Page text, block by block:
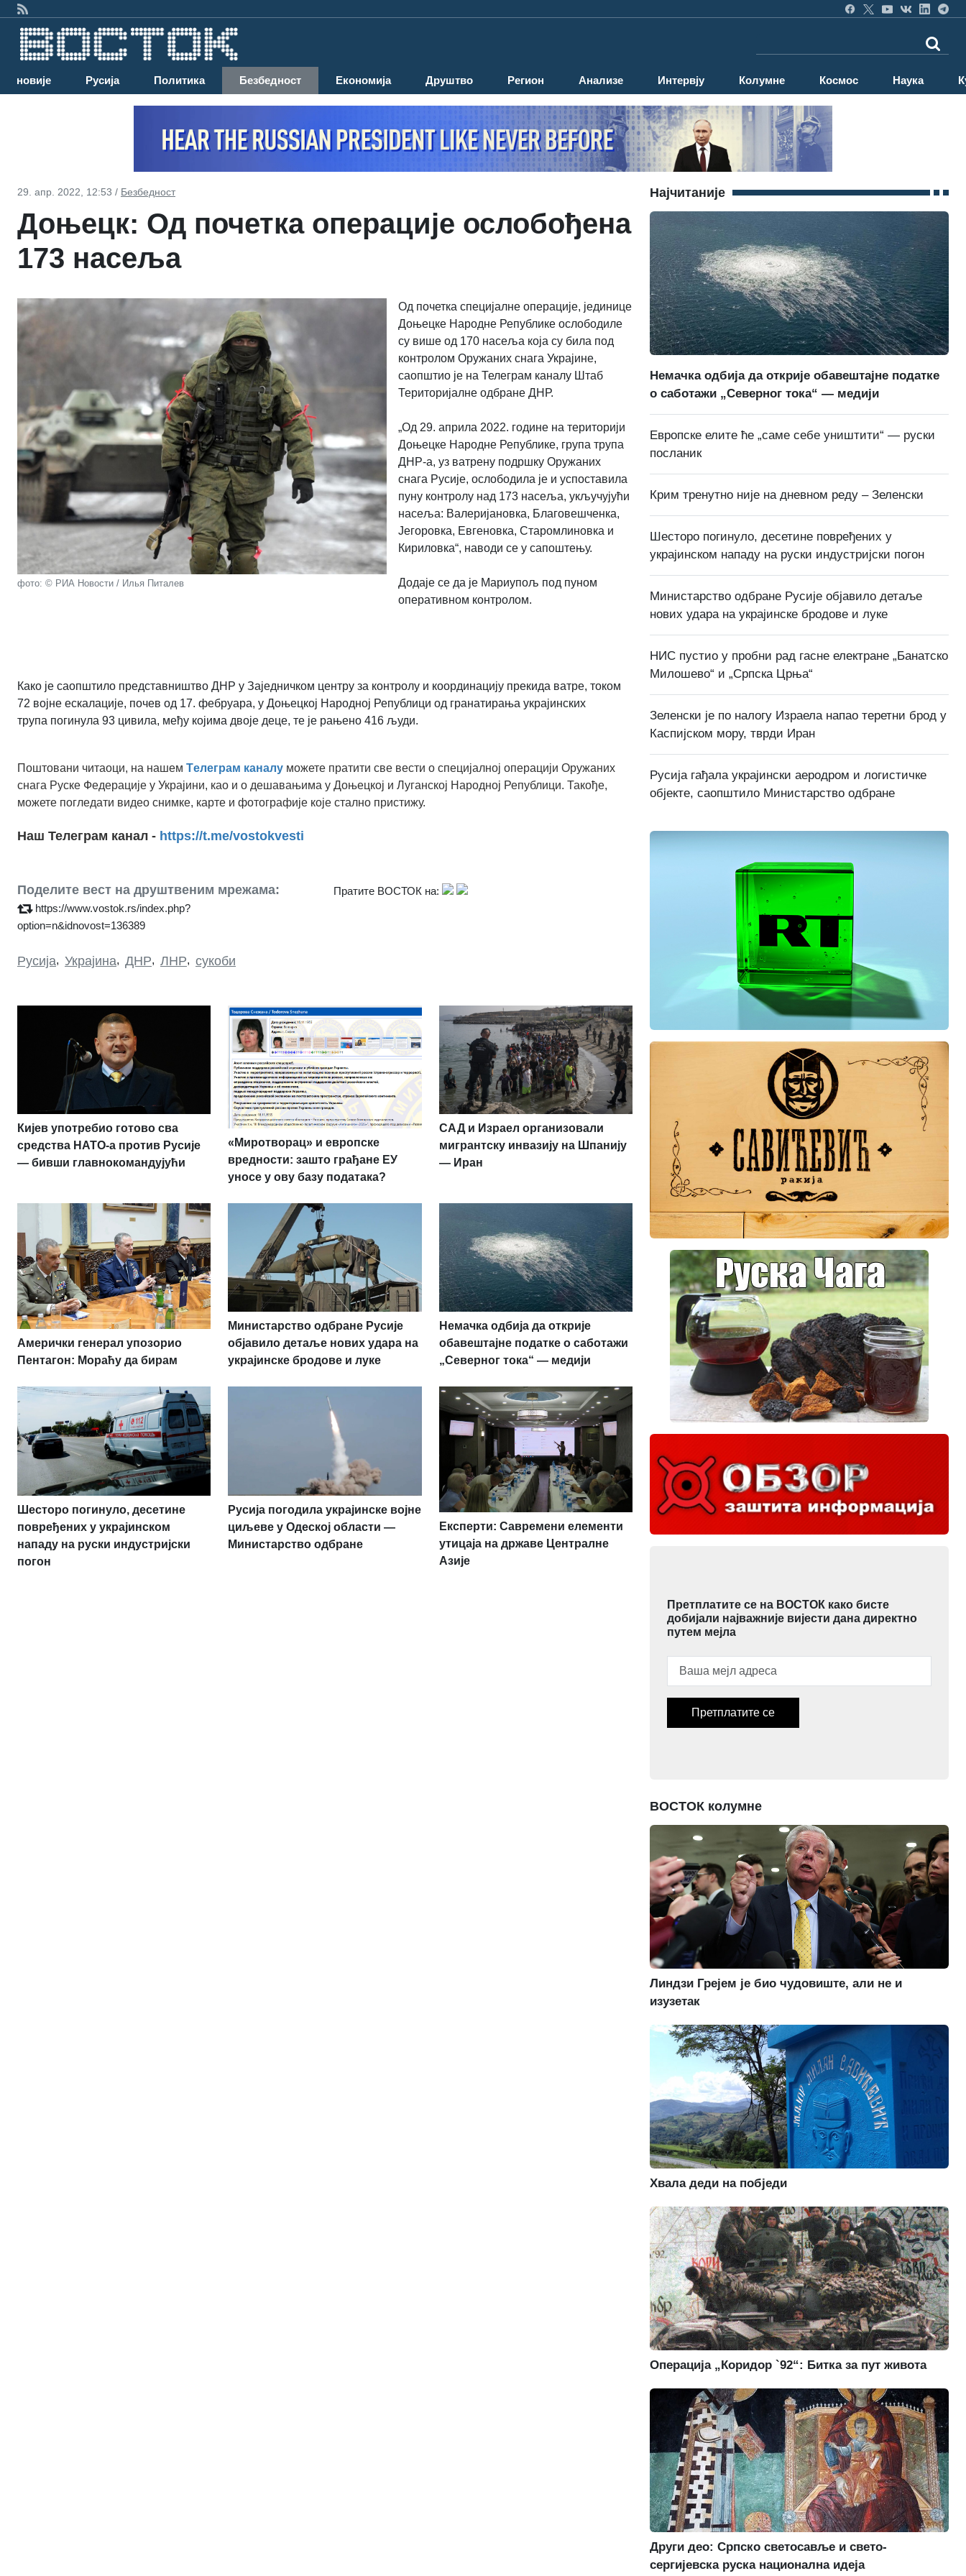
Најновије Русија Политика Безбедност Економија Друштво Регион Анализе Интервју Колумне Космос Наука
29. апр. 2022, 12:53 / Безбедност
Доњецк: Од почетка операције ослобођена
173 насеља
фото: © РИА Новости / Илья Питалев
Од почетка специјалне операције, јединице
Доњецке Народне Републике ослободиле
су више од 170 насеља која су била под
контролом Оружаних снага Украјине,
саопштио је на Телеграм каналу Штаб
Територијалне одбране ДНР.
„Од 29. априла 2022. године на територији
Доњецке Народне Републике, група трупа
ДНР-а, уз ватрену подршку Оружаних
снага Русије, ослободила је и успоставила
пуну контролу над 173 насеља, укључујући
насеља: Валеријановка, Благовешченка,
Јегоровка, Евгеновка, Старомлиновка и
Кириловка“, наводи се у сапоштењу.
Додаје се да је Мариупољ под пуном
оперативном контролом.
Како је саопштило представништво ДНР у Заједничком центру за контролу и координацију прекида ватре, током
72 војне ескалације, почев од 17. фебруара, у Доњецкој Народној Републици од гранатирања украјинских
трупа погинула 93 цивила, међу којима двоје деце, те је рањено 416 људи.
Поштовани читаоци, на нашем Tелеграм каналу можете пратити све вести о специјалној операцији Оружаних
снага Руске Федерације у Украјини, као и о дешавањима у Доњецкој и Луганској Народној Републици. Такође,
можете погледати видео снимке, карте и фотографије које стално пристижу.
Наш Телеграм канал - https://t.me/vostokvesti
Поделите вест на друштвеним мрежама:
https://www.vostok.rs/index.php?
option=n&idnovost=136389
Пратите ВОСТОК на:
Русија, Украјина, ДНР, ЛНР, сукоби
Кијев употребио готово сва
средства НАТО-а против Русије
— бивши главнокомандујући
«Миротворац» и европске
вредности: зашто грађане ЕУ
уносе у ову базу података?
САД и Израел организовали
мигрантску инвазију на Шпанију
— Иран
Амерички генерал упозорио
Пентагон: Мораћу да бирам
Министарство одбране Русије
објавило детаље нових удара на
украјинске бродове и луке
Немачка одбија да открије
обавештајне податке о саботажи
„Северног тока“ — медији
Шесторо погинуло, десетине
повређених у украјинском
нападу на руски индустријски
погон
Русија погодила украјинске војне
циљеве у Одеској области —
Министарство одбране
Експерти: Савремени елементи
утицаја на државе Централне
Азије
Најчитаније
Немачка одбија да открије обавештајне податке
о саботажи „Северног тока“ — медији
Европске елите ће „саме себе уништити“ — руски
посланик
Крим тренутно није на дневном реду – Зеленски
Шесторо погинуло, десетине повређених у
украјинском нападу на руски индустријски погон
Министарство одбране Русије објавило детаље
нових удара на украјинске бродове и луке
НИС пустио у пробни рад гасне електране „Банатско
Милошево“ и „Српска Црња“
Зеленски је по налогу Израела напао теретни брод у
Каспијском мору, тврди Иран
Русија гађала украјински аеродром и логистичке
објекте, саопштило Министарство одбране
Претплатите се на ВОСТОК како бисте
добијали најважније вијести дана директно
путем мејла
Претплатите се
ВОСТОК колумне
Линдзи Грејем је био чудовиште, али не и
изузетак
Хвала деди на побједи
Операција „Коридор `92“: Битка за пут живота
Други део: Српско светосавље и свето-
сергијевска руска национална идеја